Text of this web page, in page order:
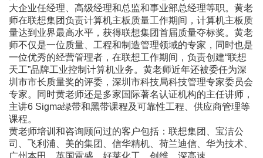
大企业任经理、高级经理和总监和事业部总经理等职。黄老
师在联想集团负责计算机主板质量工作期间，计算机主板质
量达到业界最高水平，获得联想集团首届质量夺标奖。黄老
师不仅是一位质量、工程和制造管理领域的专家，同时也是
一位优秀的经营管理者，在联想工作期间，负责创建“联想
天工”品牌工业控制计算机业务。黄老师近年还被委任为深
圳市市长质量奖的评委，深圳市科技局科技管理专家委员会
专家。同时黄老师还是多家国际著名认证机构的主任讲师，
主讲6 Sigma绿带和黑带课程及可靠性工程、供应商管理等
课程。
黄老师培训和咨询顾问过的客户包括：联想集团、宝洁公
司、飞利浦、美的集团、信华精机、荷兰迪信、华为技术、
广州本田、英国雷盛、好莱化工、创维、深高速……